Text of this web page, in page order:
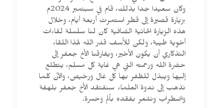
وكان سعيدا جدا بذلك، قام في سبتمبر 2024م
بزيارة قصيرة إلى قطر استمرت أربعة أيام، وخلال
هذه الزيارة الحانية الضافية كان لنا سلسلة لقاءات
أخوية طيبة، ولكن للأسف قدر الله لهذا اللقاء
التذكاري أن يكون الأخير، ويفارقنا الأخ جعفر إلى
حضرة الله ورحمته التي هي غاية كل مسلم، يتطلع
إليها ويبذل للظفر بها كل غال ورخيص، والآن كلما
نذهب إلى ندوة العلماء سنفتقد الأخ جعفر بلهفة
واضطراب ونشعر بفقده بألم وحسرة.